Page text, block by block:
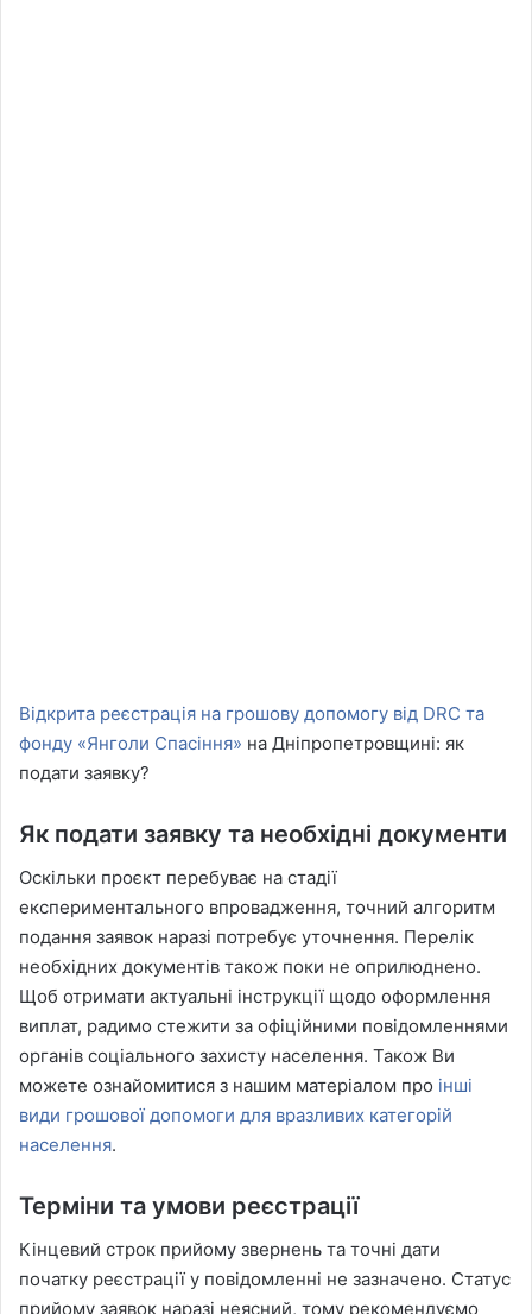
Відкрита реєстрація на грошову допомогу від DRC та
фонду «Янголи Спасіння» на Дніпропетровщині: як
подати заявку?
Як подати заявку та необхідні документи
Оскільки проєкт перебуває на стадії
експериментального впровадження, точний алгоритм
подання заявок наразі потребує уточнення. Перелік
необхідних документів також поки не оприлюднено.
Щоб отримати актуальні інструкції щодо оформлення
виплат, радимо стежити за офіційними повідомленнями
органів соціального захисту населення. Також Ви
можете ознайомитися з нашим матеріалом про інші
види грошової допомоги для вразливих категорій
населення.
Терміни та умови реєстрації
Кінцевий строк прийому звернень та точні дати
початку реєстрації у повідомленні не зазначено. Статус
прийому заявок наразі неясний, тому рекомендуємо